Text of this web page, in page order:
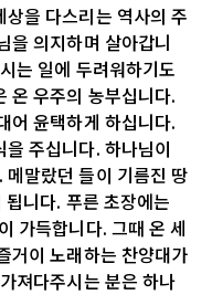
을 다스리는 역사의 주
을 의지하며 살아갑니
는 일에 두려워하기도
온 우주의 농부십니다.
어 윤택하게 하십니다.
주십니다. 하나님이
말랐던 들이 기름진 땅
니다. 푸른 초장에는
가득합니다. 그때 온 세
거이 노래하는 찬양대가
져다주시는 분은 하나